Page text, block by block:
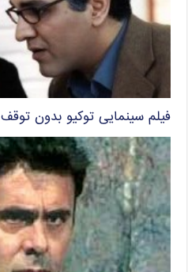
فیلم سینمایی توکیو بدون توقف